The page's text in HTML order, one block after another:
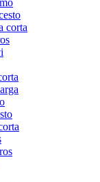
corta